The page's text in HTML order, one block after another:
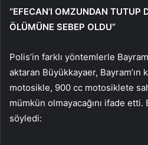
“EFECAN’I OMZUNDAN TUTUP
ÖLÜMÜNE SEBEP OLDU”
Polis’in farklı yöntemlerle
aktaran Büyükkayaer, Bayram’ın
motosikle, 900 cc motosiklete
mümkün olmayacağını ifade etti.
söyledi: